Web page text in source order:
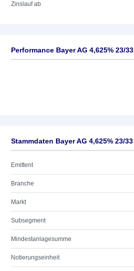
Zinslauf ab
Performance Bayer AG 4,625% 23/33
Stammdaten Bayer AG 4,625% 23/33
Emittent
Branche
Markt
Subsegment
Mindestanlagesumme
Notierungseinheit